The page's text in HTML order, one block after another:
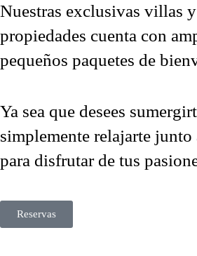
Nuestras exclusivas villas
propiedades cuenta con
pequeños paquetes de
Ya sea que desees
simplemente relajarte
para disfrutar de tus
Reservas